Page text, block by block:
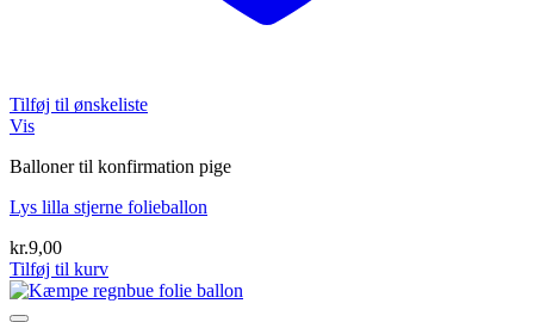
Tilføj til ønskeliste
Vis
Balloner til konfirmation pige
Lys lilla stjerne folieballon
kr.9,00
Tilføj til kurv